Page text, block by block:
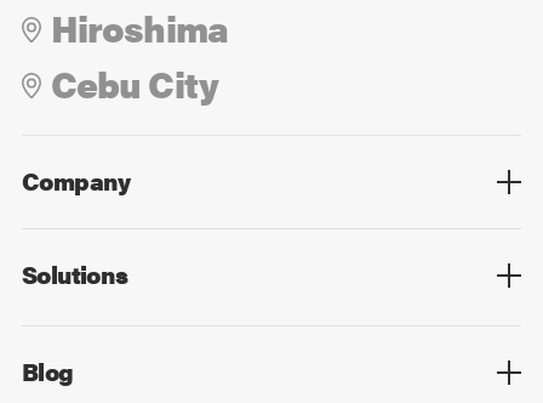
Hiroshima
Cebu City
Company
Solutions
Blog